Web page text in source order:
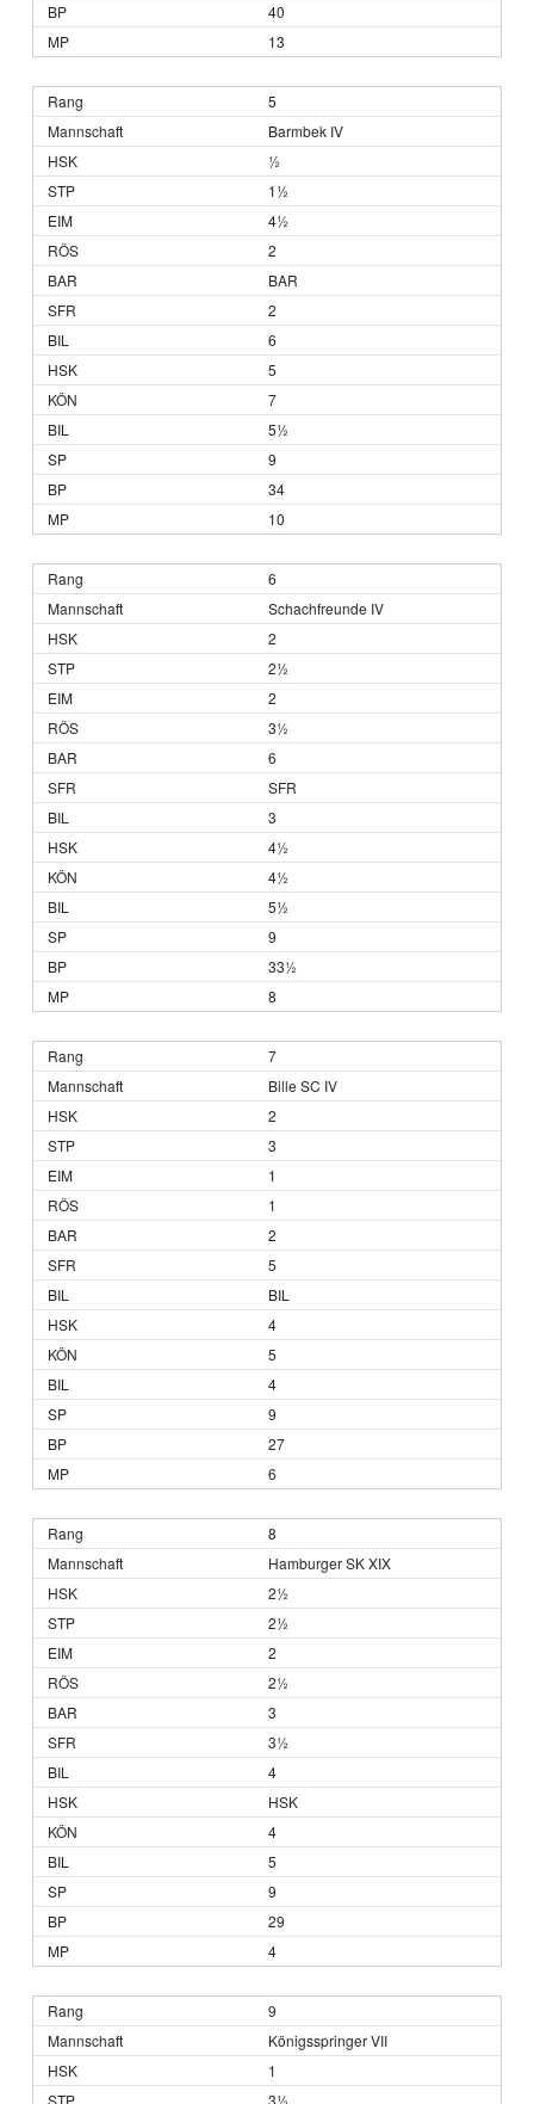
40
13
5
Barmbek IV
½
1½
4½
2
BAR
2
6
5
7
5½
9
34
10
6
Schachfreunde IV
2
2½
2
3½
6
SFR
3
4½
4½
5½
9
33½
8
7
Bille SC IV
2
3
1
1
2
5
BIL
4
5
4
9
27
6
8
Hamburger SK XIX
2½
2½
2
2½
3
3½
4
HSK
4
5
9
29
4
9
Königsspringer VII
1
3½